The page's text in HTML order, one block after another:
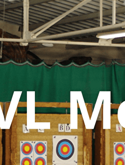
Menu
>
Compétitions
Galerie photos
Un Été pour tous - 2009 - 2019
Animations Compagnie - Tir du Roy
?>
Images de la page d'accueil
Cliquez pour éditer